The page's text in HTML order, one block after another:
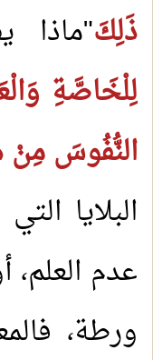
ذَلِكَ"ماذا
لِلْخَاصَّةِ
النُّفُوسَ مِنْ
البلايا
عدم العلم،
ورطة،